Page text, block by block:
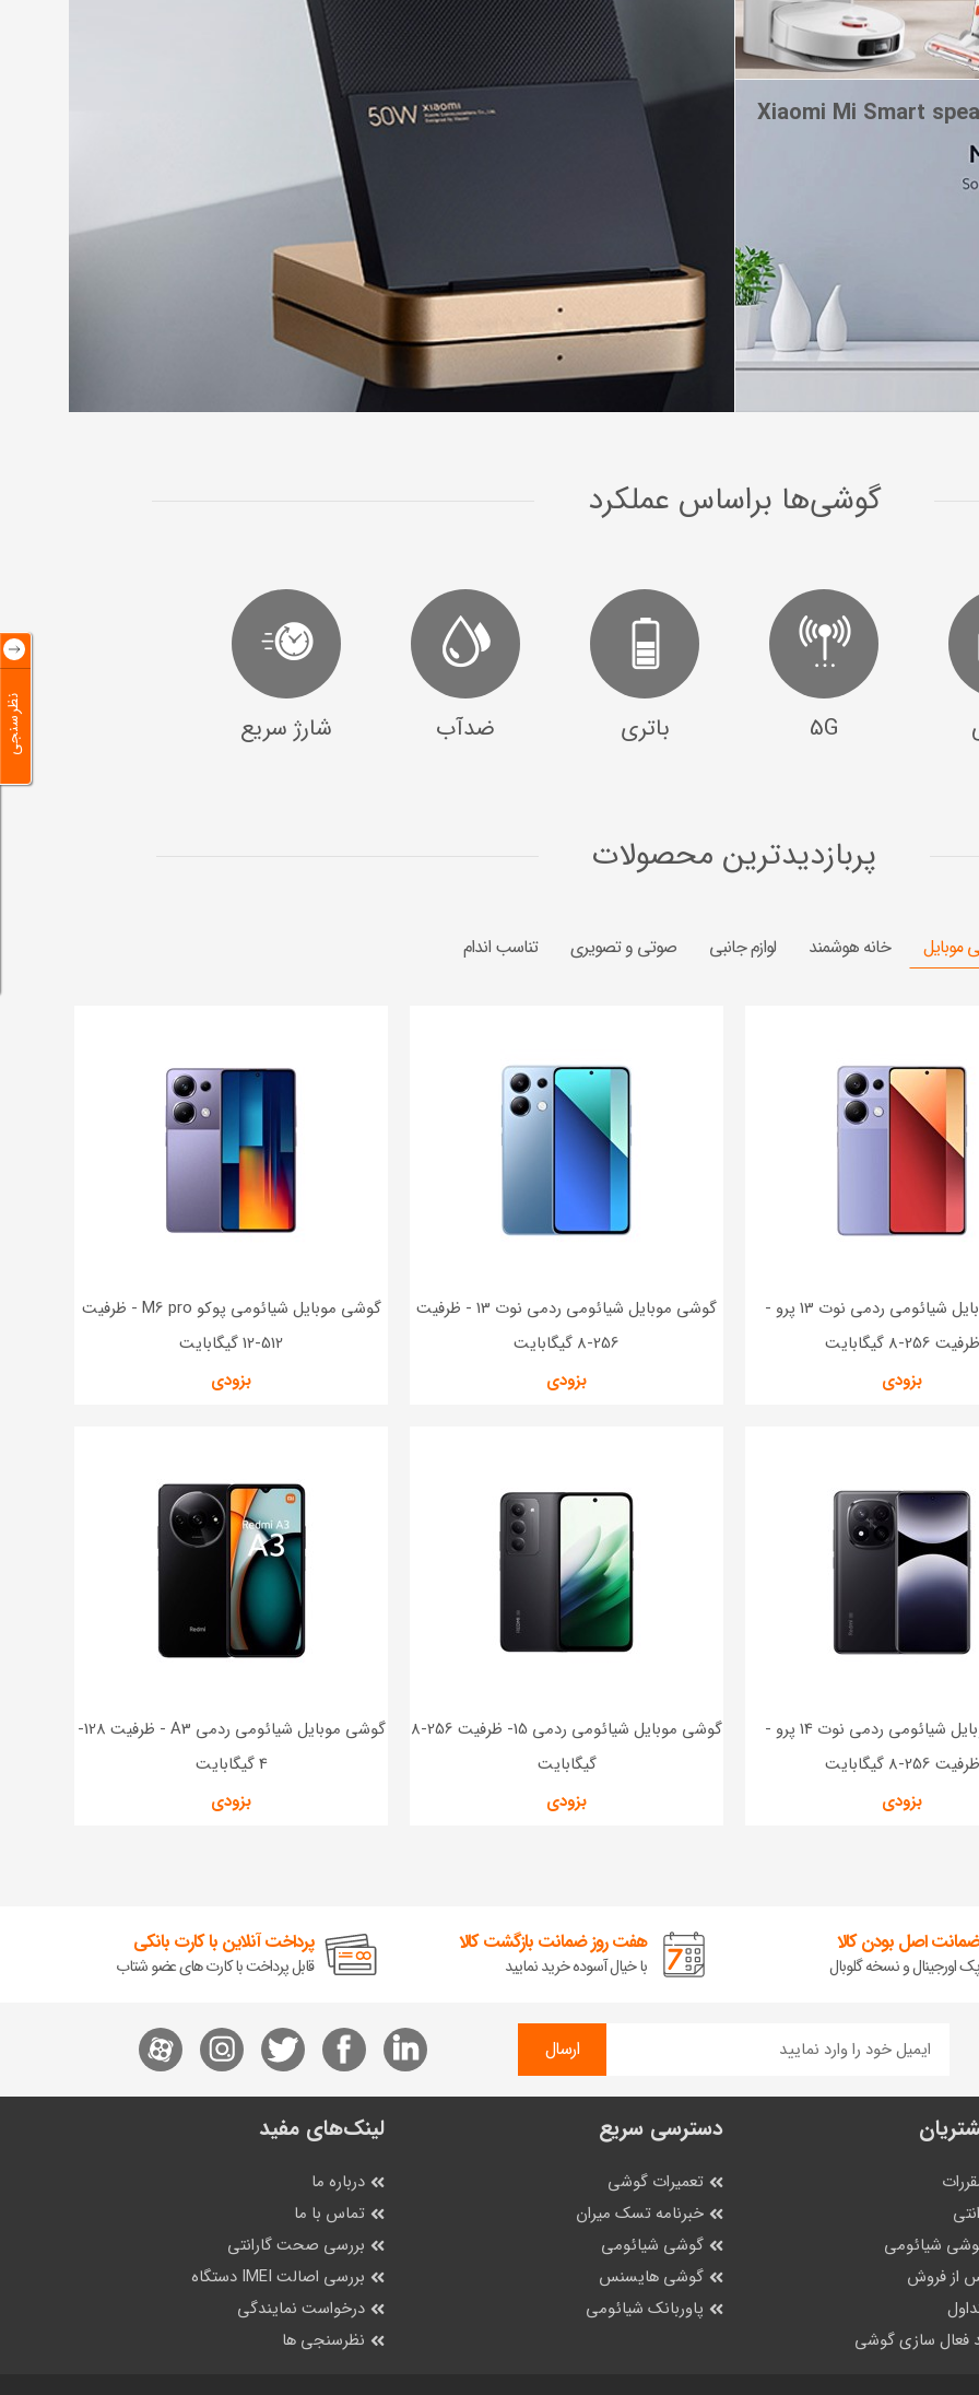
Xiaomi Mi Smart
گوشی‌ها ‌بر‌اساس‌ عملکرد
5G باتری ضدآب شارژ سریع
پربازدید‌ترین محصولات
موبایل خانه هوشمند لوازم جانبی صوتی و تصویری تناسب اندام
گوشی موبایل شیائومی ردمی نوت 13 پرو -
ظرفیت 256-8 گیگابایت
بزودی
گوشی موبایل شیائومی ردمی نوت 13 - ظرفیت
256-8 گیگابایت
بزودی
گوشی موبایل شیائومی پوکو M6 pro - ظرفیت
512-12 گیگابایت
بزودی
گوشی موبایل شیائومی ردمی نوت 14 پرو -
ظرفیت 256-8 گیگابایت
بزودی
گوشی موبایل شیائومی ردمی 15- ظرفیت 256-8
گیگابایت
بزودی
گوشی موبایل شیائومی ردمی A3 - ظرفیت 128-
4 گیگابایت
بزودی
ضمانت اصل بودن کالا
پک اورجینال و نسخه گلوبال
هفت روز ضمانت بازگشت کالا
با خیال آسوده خرید نمایید
پرداخت آنلاین با کارت بانکی
قابل پرداخت با کارت های عضو شتاب
ارسال
شیائومی
از فروش
فعال سازی گوشی
دسترسی سریع
تعمیرات گوشی
خبرنامه تسک میران
گوشی شیائومی
گوشی هایسنس
پاوربانک شیائومی
لینک‌های مفید
درباره ما
تماس با ما
بررسی صحت گارانتی
بررسی اصالت IMEI دستگاه
درخواست نمایندگی
نظرسنجی ها
نظرسنجی